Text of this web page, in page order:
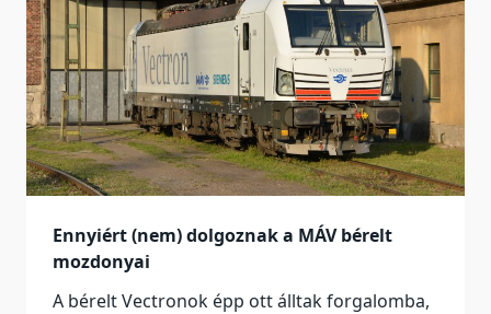
Ennyiért (nem) dolgoznak a MÁV bérelt
mozdonyai
A bérelt Vectronok épp ott álltak forgalomba,